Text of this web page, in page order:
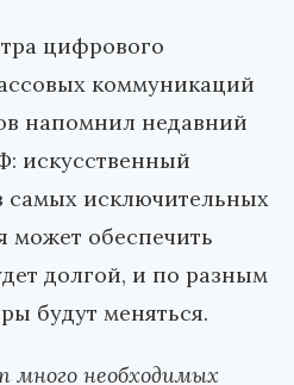
цифрового
коммуникаций
напомнил недавний
искусственный
самых исключительных
может обеспечить
долгой, и по разным
будут меняться.
много необходимых